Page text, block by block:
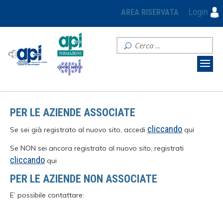
AREA RISERVATA Login
PER LE AZIENDE ASSOCIATE
Se sei già registrato al nuovo sito, accedi cliccando qui
Se NON sei ancora registrato al nuovo sito, registrati
cliccando qui
PER LE AZIENDE NON ASSOCIATE
E’ possibile contattare: